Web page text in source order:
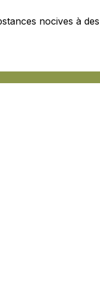
nocives à